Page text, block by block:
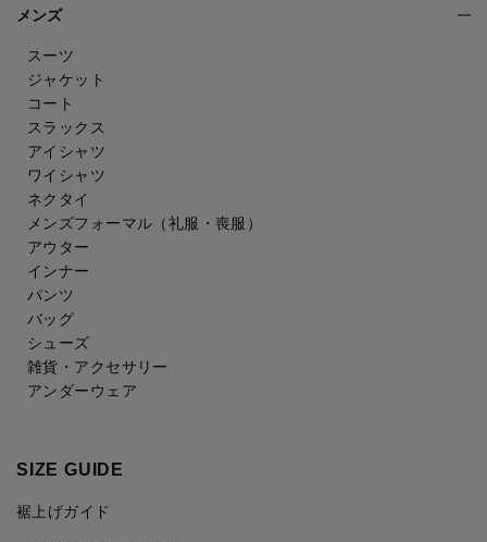
メンズ
スーツ
ジャケット
コート
スラックス
アイシャツ
ワイシャツ
ネクタイ
メンズフォーマル （礼服・喪服）
アウター
インナー
パンツ
バッグ
シューズ
雑貨・アクセサリー
アンダーウェア
SIZE GUIDE
裾上げガイド